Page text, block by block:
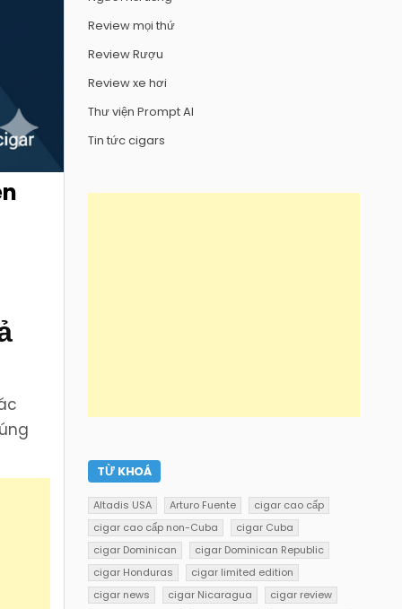
Review mọi thứ
Review Rượu
Review xe hơi
Thư viện Prompt AI
Tin tức cigars
TỪ KHOÁ
Altadis USA Arturo Fuente
cigar cao cấp
cigar cao cấp non-Cuba
cigar Cuba
cigar Dominican
cigar Dominican Republic
cigar Honduras
cigar limited edition
cigar news
cigar Nicaragua
cigar review